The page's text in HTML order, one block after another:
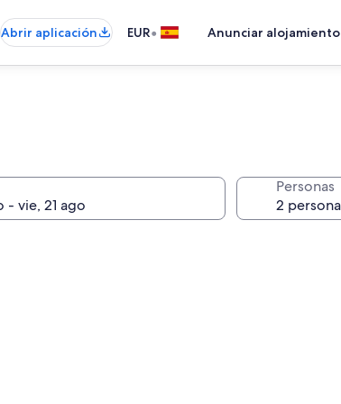
Abrir aplicación EUR• Anunciar alojamiento
Personas